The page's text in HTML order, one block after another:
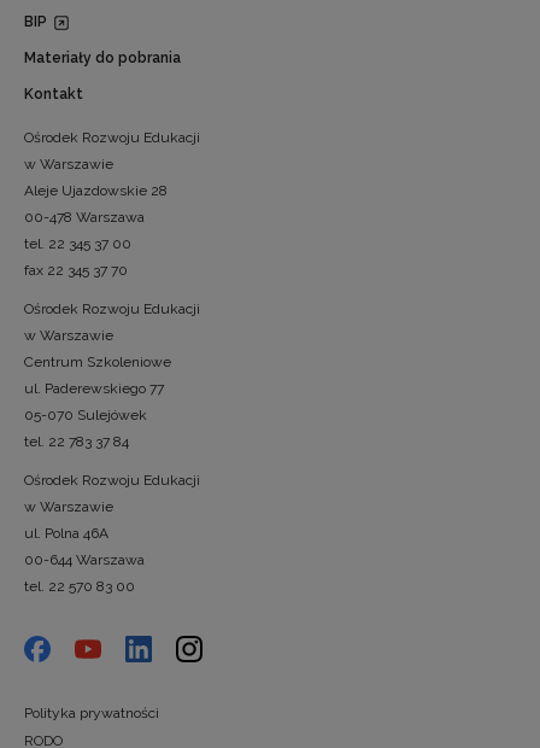
BIP
Materiały do pobrania
Kontakt
Ośrodek Rozwoju Edukacji
w Warszawie
Aleje Ujazdowskie 28
00-478 Warszawa
tel. 22 345 37 00
fax 22 345 37 70
Ośrodek Rozwoju Edukacji
w Warszawie
Centrum Szkoleniowe
ul. Paderewskiego 77
05-070 Sulejówek
tel. 22 783 37 84
Ośrodek Rozwoju Edukacji
w Warszawie
ul. Polna 46A
00-644 Warszawa
tel. 22 570 83 00
Polityka prywatności
RODO